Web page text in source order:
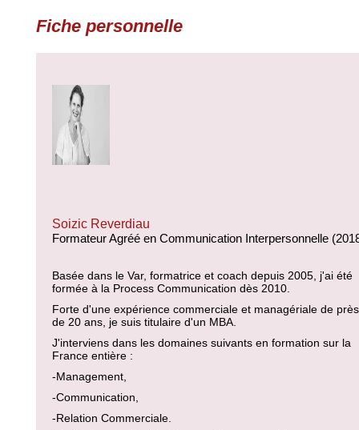
Fiche personnelle
Soizic Reverdiau
Formateur Agréé en Communication Interpersonnelle
Basée dans le Var, formatrice et coach depuis 2005, j'ai été
formée à la Process Communication dès 2010.
Forte d'une expérience commerciale et managériale de près
de 20 ans, je suis titulaire d'un MBA.
J'interviens dans les domaines suivants en formation sur la
France entière :
-Management,
-Communication,
-Relation Commerciale.